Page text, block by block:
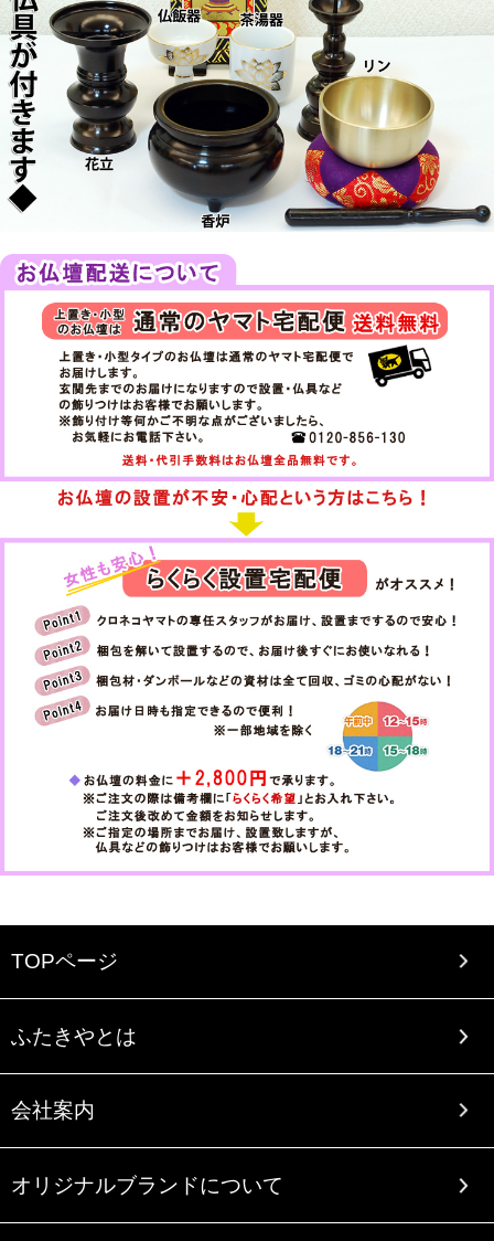
TOPページ
ふたきやとは
会社案内
オリジナルブランドについて